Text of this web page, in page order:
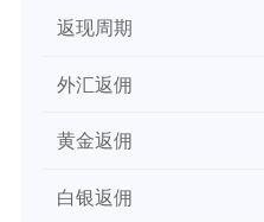
返现周期
外汇返佣
黄金返佣
白银返佣